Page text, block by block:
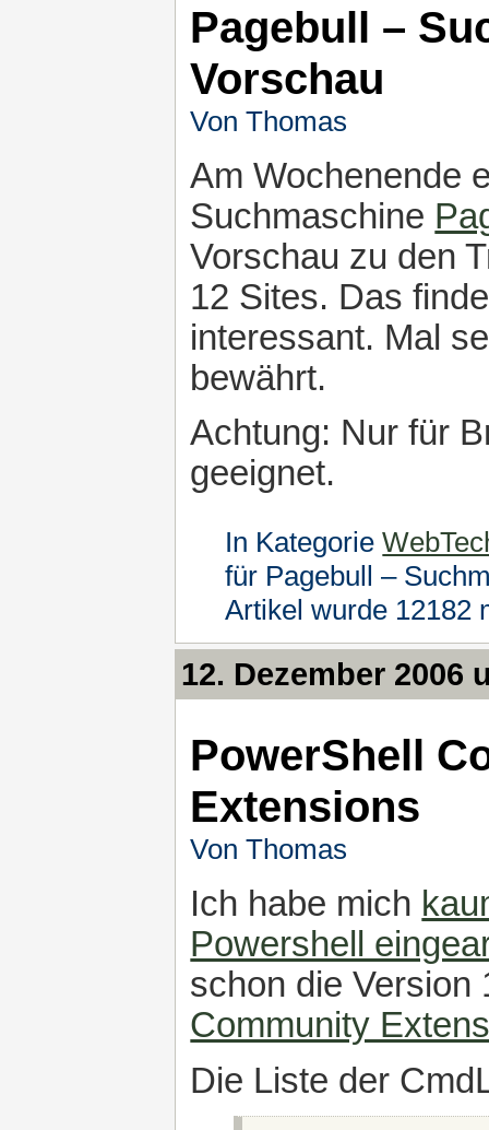
Pagebull –
Vorschau
Von Thomas
Am Wochenende
Suchmaschine
Vorschau zu den
12 Sites. Das
interessant. Mal
bewährt.
Achtung: Nur für
geeignet.
In Kategorie
für Pagebull –
Artikel wurde 12182
12. Dezember 2006
PowerShell
Extensions
Von Thomas
Ich habe mich
Powershell
schon die Version
Community
Die Liste der